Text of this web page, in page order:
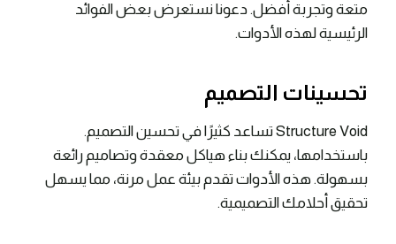
متعة وتجربة أفضل. دعونا نستعرض بعض الفوائد
الرئيسية لهذه الأدوات.
تحسينات التصميم
Structure Void تساعد كثيرًا في تحسين التصميم.
باستخدامها، يمكنك بناء هياكل معقدة وتصاميم رائعة
بسهولة. هذه الأدوات تقدم بيئة عمل مرنة، مما يسهل
تحقيق أحلامك التصميمية.